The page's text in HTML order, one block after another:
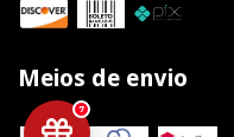
7
Meios de envio